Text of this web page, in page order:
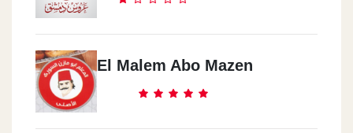
El Malem Abo Mazen